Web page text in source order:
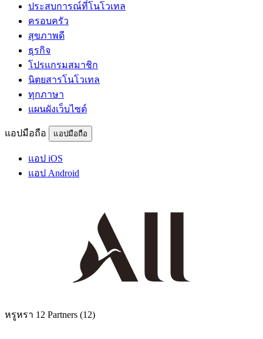
ประสบการณ์ที่โนโวเทล
ครอบครัว
สุขภาพดี
ธุรกิจ
โปรแกรมสมาชิก
นิตยสารโนโวเทล
ทุกภาษา
แผนผังเว็บไซต์
แอปมือถือ แอปมือถือ
แอป iOS
แอป Android
หรูหรา 12 Partners (12)